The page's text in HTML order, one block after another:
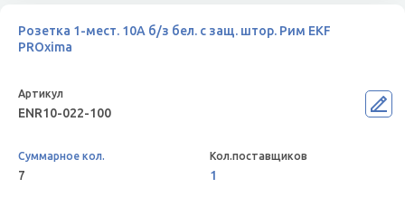
Розетка 1-мест. 10А б/з бел. с защ. штор. Рим EKF
PROxima
ENR10-022-100
7 1